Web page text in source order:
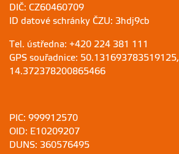
DIČ: CZ60460709
ID datové schránky ČZU: 3hdj9cb
Tel. ústředna: +420 224 381 111
GPS souřadnice: 50.131693783519125,
14.372378200865466
PIC: 999912570
OID: E10209207
DUNS: 360576495